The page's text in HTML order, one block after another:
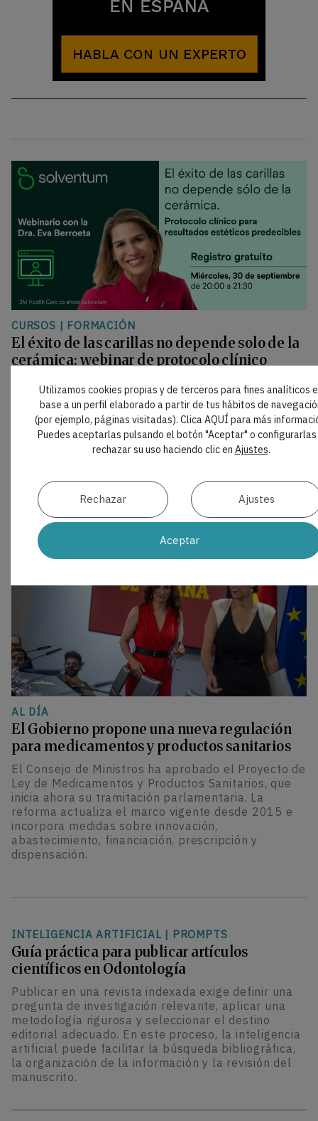
CURSOS | FORMACIÓN
El éxito de las carillas no depende solo de la
cerámica: webinar de protocolo clínico
El próximo 30 de septiembre, Solventum
organizará un webinar impartido por la Dra. Eva
Berroeta sobre el abordaje clínico de las carillas
cerámicas adhesivas. La sesión revisará, de forma
estructurada, la selección del caso, la preparación
dental y el cementado para optimizar la
estéticos.
AL DÍA
El Gobierno propone una nueva regulación
para medicamentos y productos sanitarios
El Consejo de Ministros ha aprobado el Proyecto de
Ley de Medicamentos y Productos Sanitarios, que
inicia ahora su tramitación parlamentaria. La
reforma actualiza el marco vigente desde 2015 e
incorpora medidas sobre innovación,
abastecimiento, financiación, prescripción y
dispensación.
INTELIGENCIA ARTIFICIAL | PROMPTS
Guía práctica para publicar artículos
científicos en Odontología
Publicar en una revista indexada exige definir una
pregunta de investigación relevante, aplicar una
metodología rigurosa y seleccionar el destino
editorial adecuado. En este proceso, la inteligencia
artificial puede facilitar la búsqueda bibliográfica,
la organización de la información y la revisión del
manuscrito.
Utilizamos cookies propias y de terceros para fines analíticos
base a un perfil elaborado a partir de tus hábitos de
(por ejemplo, páginas visitadas). Clica AQUÍ para más
Puedes aceptarlas pulsando el botón "Aceptar" o
rechazar su uso haciendo clic en Ajustes.
Aceptar
Rechazar Ajustes